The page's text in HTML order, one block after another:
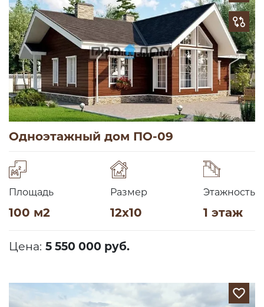
Одноэтажный дом ПО-09
Площадь
100 м2
Размер
12х10
Этажность
1 этаж
Цена: 5 550 000 руб.